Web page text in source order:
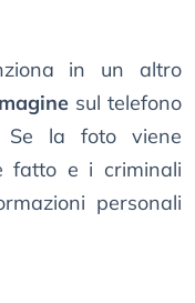
in un altro
sul telefono
Se la foto viene
fatto e i criminali
personali